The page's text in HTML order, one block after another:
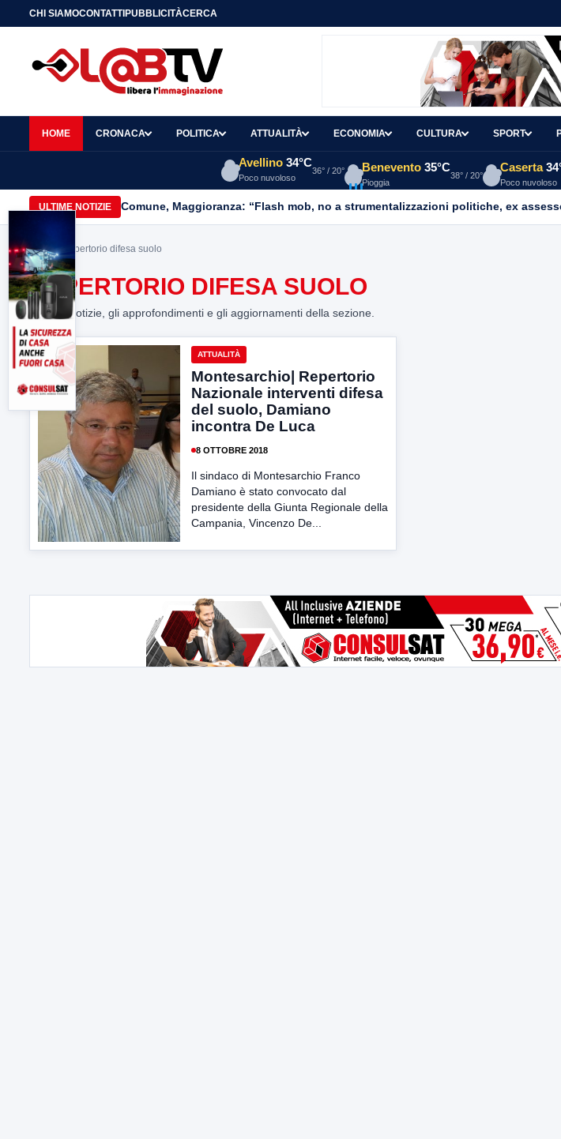
CHI SIAMOCONTATTIPUBBLICITÀCERCA
HOME CRONACA POLITICA ATTUALITÀ ECONOMIA CULTURA SPORT
Avellino 34°C
Poco nuvoloso
36° / 20° Benevento 35°C
Pioggia
38° / 20°
Caserta
Poco nuvoloso
ULTIME NOTIZIE Comune, Maggioranza: “Flash mob, no a strumentalizzazioni politiche, ex
Home> repertorio difesa suolo
REPERTORIO DIFESA SUOLO
Tutte le notizie, gli approfondimenti e gli aggiornamenti della sezione.
ATTUALITÀ
Montesarchio| Repertorio
Nazionale interventi difesa
del suolo, Damiano
incontra De Luca
8 OTTOBRE 2018
Il sindaco di Montesarchio Franco
Damiano è stato convocato dal
presidente della Giunta Regionale della
Campania, Vincenzo De...